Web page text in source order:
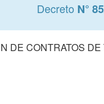
Decreto N°
DE CONTRATOS